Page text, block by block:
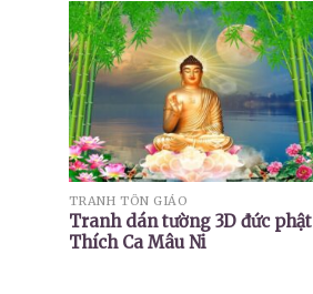
TRANH TÔN GIÁO
Tranh dán tường 3D đức phật
Thích Ca Mâu Ni